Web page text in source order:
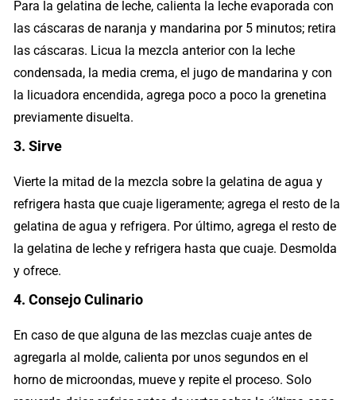
Para la gelatina de leche, calienta la leche evaporada con
las cáscaras de naranja y mandarina por 5 minutos; retira
las cáscaras. Licua la mezcla anterior con la leche
condensada, la media crema, el jugo de mandarina y con
la licuadora encendida, agrega poco a poco la grenetina
previamente disuelta.
3. Sirve
Vierte la mitad de la mezcla sobre la gelatina de agua y
refrigera hasta que cuaje ligeramente; agrega el resto de la
gelatina de agua y refrigera. Por último, agrega el resto de
la gelatina de leche y refrigera hasta que cuaje. Desmolda
y ofrece.
4. Consejo Culinario
En caso de que alguna de las mezclas cuaje antes de
agregarla al molde, calienta por unos segundos en el
horno de microondas, mueve y repite el proceso. Solo